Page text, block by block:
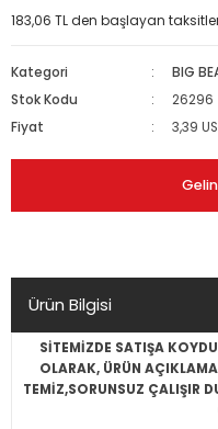
183,06 TL den başlayan
Kategori
BIG
Stok Kodu
26296
Fiyat
3,39
Ürün Bilgisi
SİTEMİZDE SATIŞA
OLARAK, ÜRÜN
TEMİZ,SORUNSUZ ÇALIŞIR